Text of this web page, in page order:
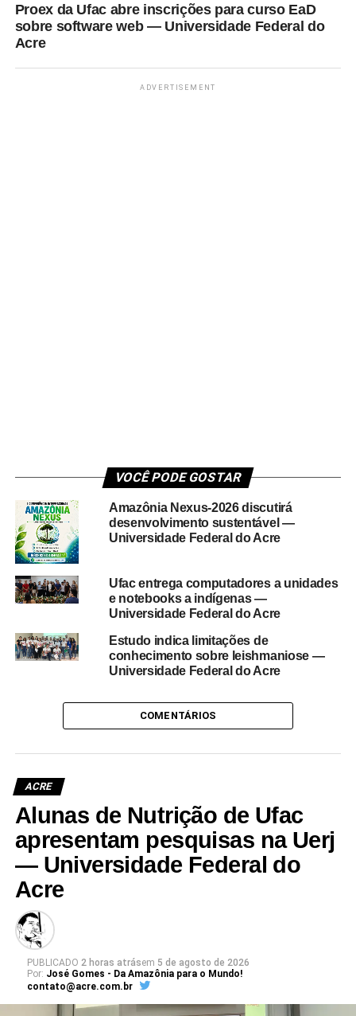
Proex da Ufac abre inscrições para curso EaD
sobre software web — Universidade Federal do
Acre
ADVERTISEMENT
VOCÊ PODE GOSTAR
Amazônia Nexus-2026 discutirá
desenvolvimento sustentável —
Universidade Federal do Acre
Ufac entrega computadores a unidades
e notebooks a indígenas —
Universidade Federal do Acre
Estudo indica limitações de
conhecimento sobre leishmaniose —
Universidade Federal do Acre
COMENTÁRIOS
ACRE
Alunas de Nutrição de Ufac
apresentam pesquisas na Uerj
— Universidade Federal do
Acre
PUBLICADO 2 horas atrásem 5 de agosto de 2026
Por: José Gomes - Da Amazônia para o Mundo!
contato@acre.com.br